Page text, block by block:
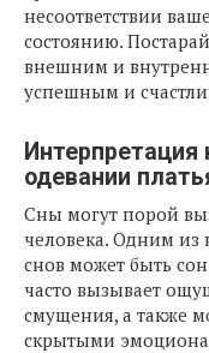
несоответствии
состоянию.
внешним и
успешным и
одевании
Сны могут порой
человека. Одним
снов может быть
часто вызывает
смущения, а также
скрытыми